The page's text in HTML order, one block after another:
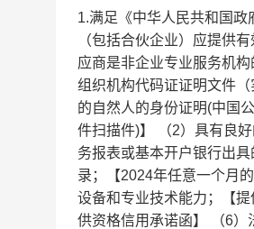
1.满足《中华人民共和国
（包括合伙企业）应提供
应商是非企业专业服务机
组织机构代码证证明文件
的自然人的身份证明(中国
件扫描件)】 （2）具有良
务报表或基本开户银行出
录；【2024年任意一个月
设备和专业技术能力；【
供资格信用承诺函】 （6